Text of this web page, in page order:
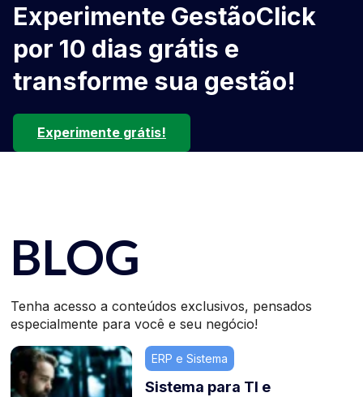
Experimente GestãoClick
por 10 dias grátis e
transforme sua gestão!
Experimente grátis!
BLOG
Tenha acesso a conteúdos exclusivos, pensados
especialmente para você e seu negócio!
ERP e Sistema
Sistema para TI e